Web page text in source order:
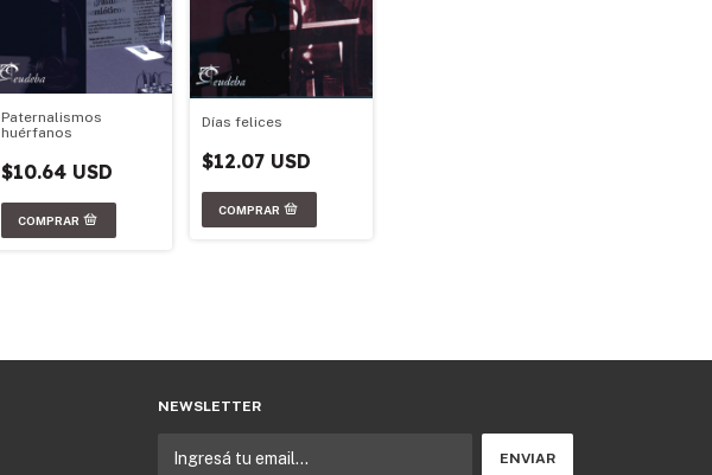
Paternalismos
huérfanos
$10.64 USD
Días felices
$12.07 USD
NEWSLETTER